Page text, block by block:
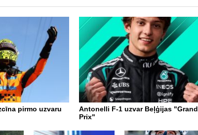
pirmo uzvaru
Antonelli F-1 uzvar Beļģijas "Grand
Prix"